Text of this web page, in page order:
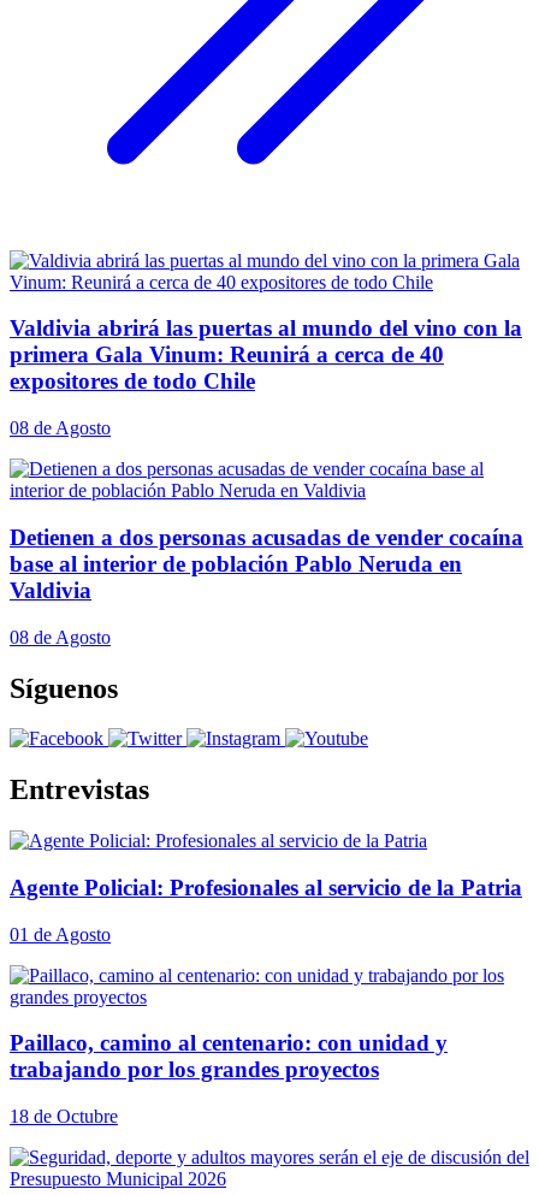
Valdivia abrirá las puertas al mundo del vino con la
primera Gala Vinum: Reunirá a cerca de 40
expositores de todo Chile
08 de Agosto
Detienen a dos personas acusadas de vender cocaína
base al interior de población Pablo Neruda en
Valdivia
08 de Agosto
Síguenos
Entrevistas
Agente Policial: Profesionales al servicio de la Patria
01 de Agosto
Paillaco, camino al centenario: con unidad y
trabajando por los grandes proyectos
18 de Octubre